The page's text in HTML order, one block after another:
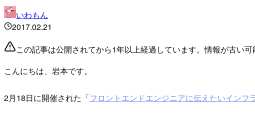
いわもん
2017.02.21
この記事は公開されてから1年以上経過しています。情報が古い可
こんにちは、岩本です。
2月18日に開催された「フロントエンドエンジニアに伝えたいインフ